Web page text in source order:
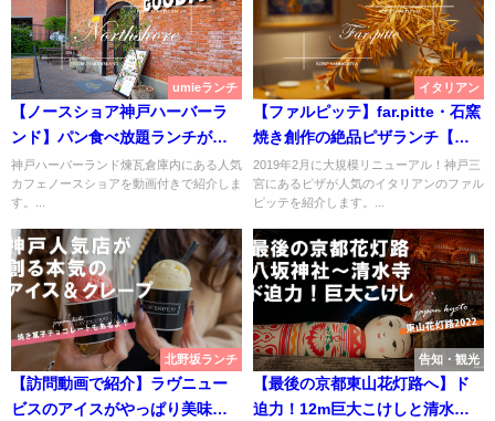
umieランチ
【ノースショア神戸ハーバーラ
ンド】パン食べ放題ランチが大
人気【煉瓦倉庫・
NORTHSHORE】
神戸ハーバーランド煉瓦倉庫内にある人気
カフェノースショアを動画付きで紹介しま
す。...
イタリアン
【ファルピッテ】far.pitte・石窯
焼き創作の絶品ピザランチ【神
戸三宮】
2019年2月に大規模リニューアル！神戸三
宮にあるピザが人気のイタリアンのファル
ピッテを紹介します。...
北野坂ランチ
【訪問動画で紹介】ラヴニュー
ビスのアイスがやっぱり美味し
告知・観光
【最後の京都東山花灯路へ】ド
迫力！12m巨大こけしと清水寺